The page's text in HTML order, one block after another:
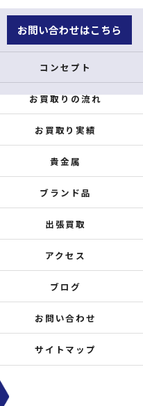
お問い合わせはこちら
コンセプト
お買取りの流れ
お買取り実績
貴金属
ブランド品
出張買取
アクセス
ブログ
お問い合わせ
サイトマップ